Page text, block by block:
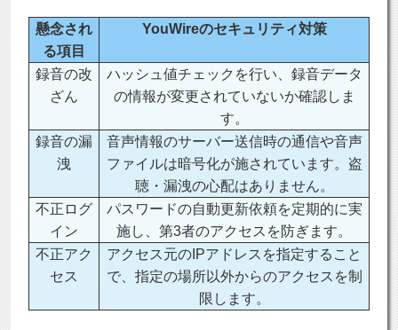
懸念され
る項目
YouWireのセキュリティ対策
録音の改
ざん
ハッシュ値チェックを行い、録音データ
の情報が変更されていないか確認しま
す。
録音の漏
洩
音声情報のサーバー送信時の通信や音声
ファイルは暗号化が施されています。盗
聴・漏洩の心配はありません。
不正ログ
イン
パスワードの自動更新依頼を定期的に実
施し、第3者のアクセスを防ぎます。
不正アク
セス
アクセス元のIPアドレスを指定すること
で、指定の場所以外からのアクセスを制
限します。